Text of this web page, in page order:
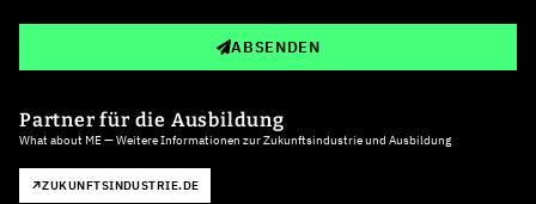
ABSENDEN
Partner für die Ausbildung
What about ME — Weitere Informationen zur Zukunftsindustrie und Ausbildung
ZUKUNFTSINDUSTRIE.DE